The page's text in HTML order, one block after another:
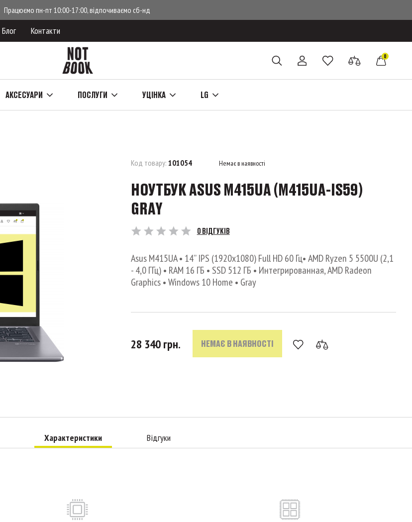
Працюємо пн-пт 10:00-17:00, відпочиваємо сб-нд
Блог Контакти
0
АКСЕСУАРИ ПОСЛУГИ УЦІНКА LG
Код товару: 101054 Немає в наявності
НОУТБУК ASUS M415UA (M415UA-IS59)
GRAY
0 ВІДГУКІВ
Asus M415UA • 14’’ IPS (1920x1080) Full HD 60 Гц• AMD Ryzen 5 5500U (2,1
- 4,0 ГГц) • RAM 16 ГБ • SSD 512 ГБ • Интегрированная, AMD Radeon
Graphics • Windows 10 Home • Gray
28 340 грн. НЕМАЄ В НАЯВНОСТІ
Характеристики Відгуки